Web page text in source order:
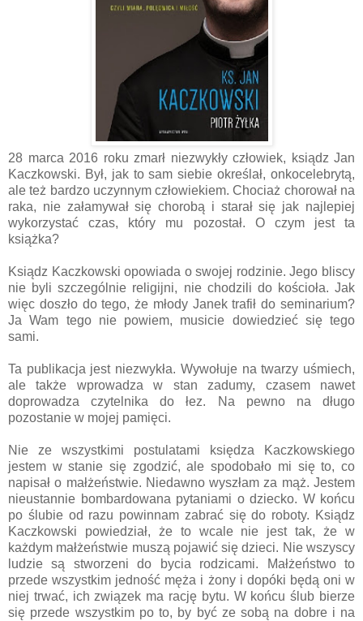
28 marca 2016 roku zmarł niezwykły człowiek, ksiądz Jan
Kaczkowski. Był, jak to sam siebie określał, onkocelebrytą,
ale też bardzo uczynnym człowiekiem. Chociaż chorował na
raka, nie załamywał się chorobą i starał się jak najlepiej
wykorzystać czas, który mu pozostał. O czym jest ta
książka?
Ksiądz Kaczkowski opowiada o swojej rodzinie. Jego bliscy
nie byli szczególnie religijni, nie chodzili do kościoła. Jak
więc doszło do tego, że młody Janek trafił do seminarium?
Ja Wam tego nie powiem, musicie dowiedzieć się tego
sami.
Ta publikacja jest niezwykła. Wywołuje na twarzy uśmiech,
ale także wprowadza w stan zadumy, czasem nawet
doprowadza czytelnika do łez. Na pewno na długo
pozostanie w mojej pamięci.
Nie ze wszystkimi postulatami księdza Kaczkowskiego
jestem w stanie się zgodzić, ale spodobało mi się to, co
napisał o małżeństwie. Niedawno wyszłam za mąż. Jestem
nieustannie bombardowana pytaniami o dziecko. W końcu
po ślubie od razu powinnam zabrać się do roboty. Ksiądz
Kaczkowski powiedział, że to wcale nie jest tak, że w
każdym małżeństwie muszą pojawić się dzieci. Nie wszyscy
ludzie są stworzeni do bycia rodzicami. Małżeństwo to
przede wszystkim jedność męża i żony i dopóki będą oni w
niej trwać, ich związek ma rację bytu. W końcu ślub bierze
się przede wszystkim po to, by być ze sobą na dobre i na